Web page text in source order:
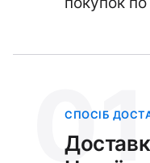
01
СПОСІБ